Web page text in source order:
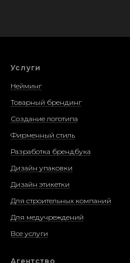
Услуги
Нейминг
Товарный брендинг
Создание логотипа
Фирменный стиль
Разработка брендбука
Дизайн упаковки
Дизайн этикетки
Для строительных компаний
Для медучреждений
Все услуги
Агентство